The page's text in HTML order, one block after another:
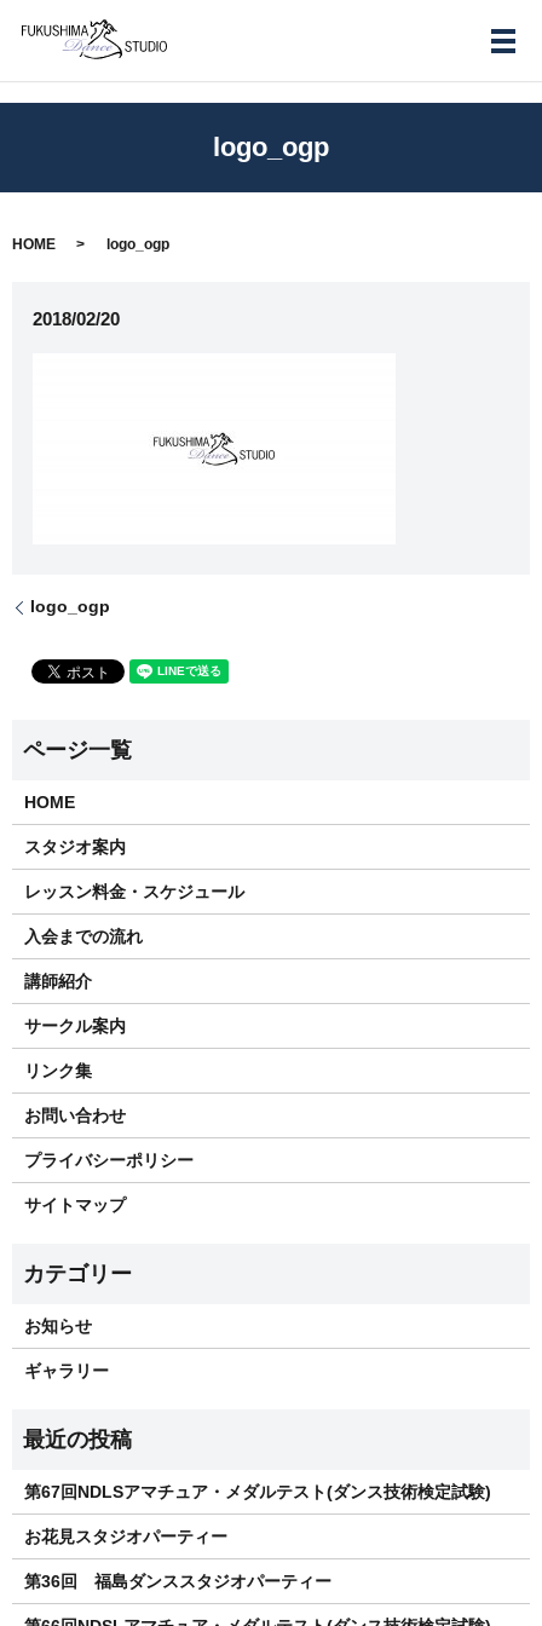
メ
logo_ogp
HOME logo_ogp
2018/02/20
logo_ogp
HOME
スタジオ案内
レッスン料金・スケジュール
入会までの流れ
講師紹介
サークル案内
リンク集
お問い合わせ
プライバシーポリシー
サイトマップ
お知らせ
ギャラリー
第67回NDLSアマチュア・メダルテスト(ダンス技術検定試験)
お花見スタジオパーティー
第36回 福島ダンススタジオパーティー